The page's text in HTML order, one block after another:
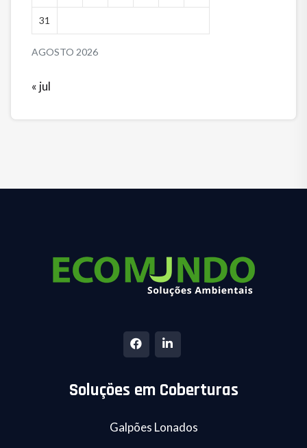
AGOSTO 2026
31
« jul
Soluções em Coberturas
Galpões Lonados